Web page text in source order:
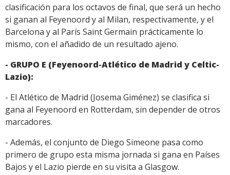
clasificación para los octavos de final, que será un hecho
si ganan al Feyenoord y al Milan, respectivamente, y el
Barcelona y al París Saint Germain prácticamente lo
mismo, con el añadido de un resultado ajeno.
- GRUPO E (Feyenoord-Atlético de Madrid y Celtic-
Lazio):
- El Atlético de Madrid (Josema Giménez) se clasifica si
gana al Feyenoord en Rotterdam, sin depender de otros
marcadores.
- Además, el conjunto de Diego Simeone pasa como
primero de grupo esta misma jornada si gana en Países
Bajos y el Lazio pierde en su visita a Glasgow.